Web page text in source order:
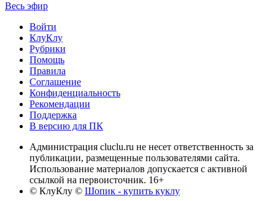
Весь эфир
Войти
КлуКлу
Рубрики
Помощь
Правила
Соглашение
Конфиденциальность
Рекомендации
Поддержка
В версию для ПК
Администрация cluclu.ru не несет ответственность за
публикации, размещенные пользователями сайта.
Использование материалов допускается с активной
ссылкой на первоисточник. 16+
© КлуКлу © Шопик - купить куклу